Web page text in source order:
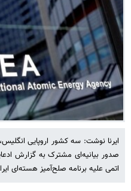
ایرنا نوشت: سه کشور اروپایی
صدور بیانیه‌ای مشترک به گزارش
اتمی علیه برنامه صلح‌آمیز هسته‌ای